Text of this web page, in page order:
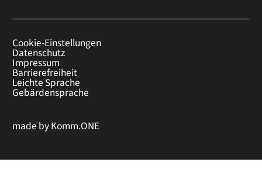
Cookie-Einstellungen
Datenschutz
Impressum
Barrierefreiheit
Leichte Sprache
Gebärdensprache
made byKomm.ONE